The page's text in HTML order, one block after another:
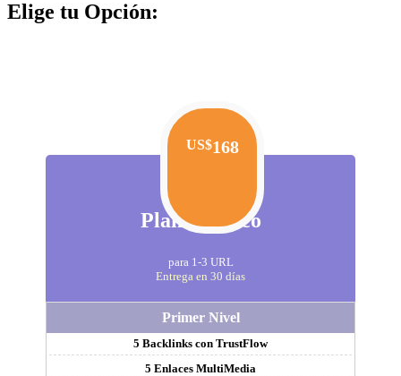
Elige tu Opción:
US$168
Plan I Básico
para 1-3 URL
Entrega en 30 días
Primer Nivel
5 Backlinks con TrustFlow
5 Enlaces MultiMedia